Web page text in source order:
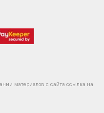
материалов с сайта ссылка на